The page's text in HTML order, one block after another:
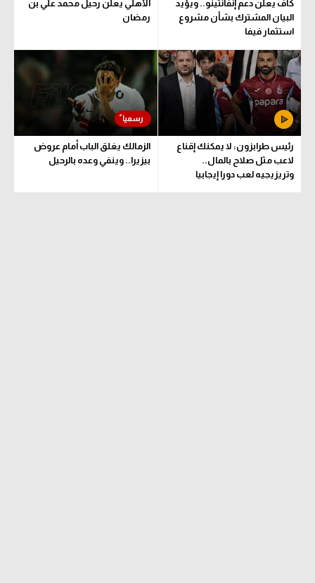
آسيا
أمريكا
ركن الألعاب
أقسام خاصة
Gamers
ميركاتو
كاف يعلن دعم إنفانتينو.. ويؤيد
البيان المشترك بشأن مشروع
استثمار فيفا
الأهلي يعلن رحيل محمد علي بن
رمضان
رئيس طرابزون: لا يمكنك إقناع
لاعب مثل صلاح بالمال..
وتريزيجيه لعب دورا إيجابيا
الزمالك يغلق الباب أمام عروض
بيزيرا.. وينفي وعده بالرحيل